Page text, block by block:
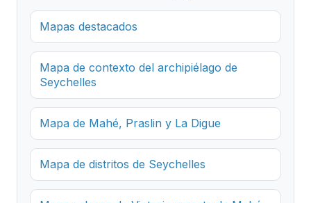
Mapas destacados
Mapa de contexto del archipiélago de
Seychelles
Mapa de Mahé, Praslin y La Digue
Mapa de distritos de Seychelles